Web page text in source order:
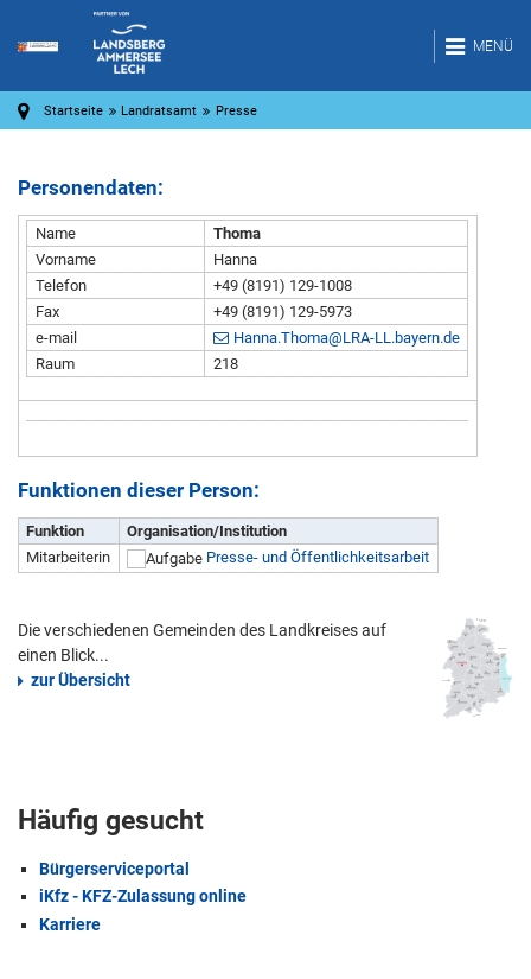
MENÜ
Startseite Landratsamt Presse
Personendaten:
Name
Thoma
Vorname
Hanna
Telefon
+49 (8191) 129-1008
Fax
+49 (8191) 129-5973
e-mail
Hanna.Thoma@LRA-LL.bayern.de
Raum
218
Funktionen dieser Person:
Funktion
Organisation/Institution
Mitarbeiterin
Presse- und Öffentlichkeitsarbeit
Die verschiedenen Gemeinden des Landkreises auf
einen Blick...
zur Übersicht
Häufig gesucht
Bürgerserviceportal
iKfz - KFZ-Zulassung online
Karriere